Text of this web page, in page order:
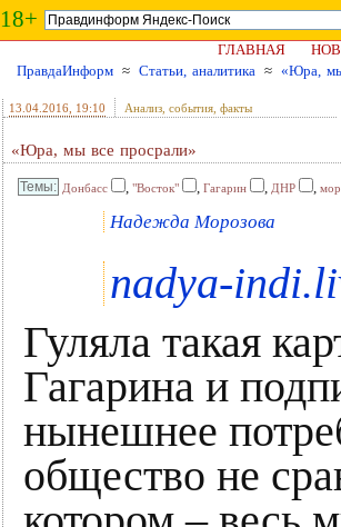
18+
ГЛАВНАЯ
ПравдаИнформ ≈ Статьи, аналитика ≈ «Юра,
13.04.2016 , 19:10 Анализ, события, факты
«Юра, мы все просрали»
Донбасс , "Восток" , Гагарин , ДНР ,
Надежда Морозова
nadya-
Гуляла такая
Гагарина и
нынешнее
общество не